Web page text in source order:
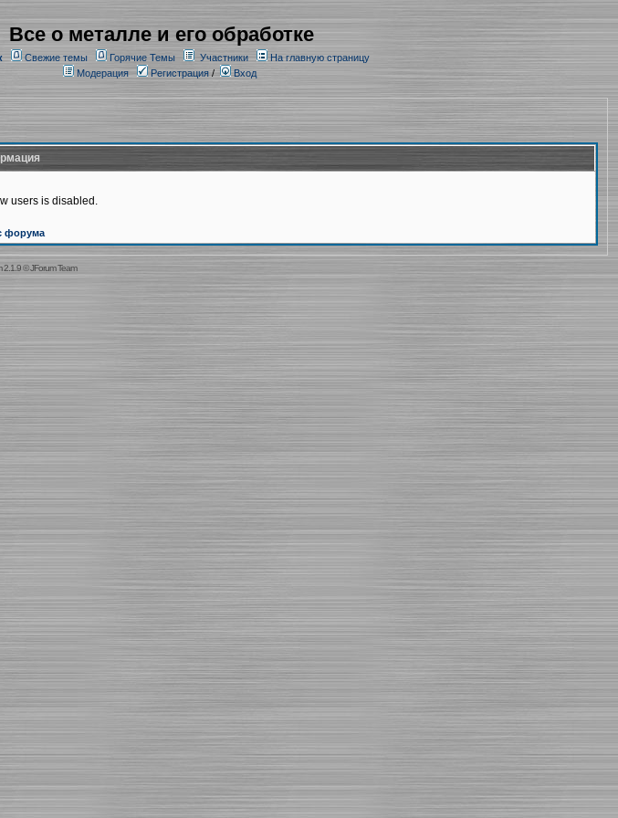
Все о металле и его обработке
Свежие темы Горячие Темы Участники
На главную страницу
Модерация
Регистрация/ Вход
users is disabled.
форума
2.1.9©JForum Team